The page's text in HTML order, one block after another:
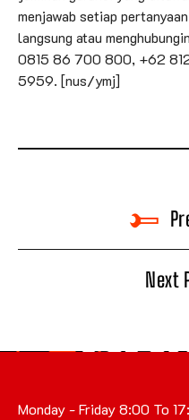
menjawab setiap
langsung atau
0815 86 700 800, +62
5959. [nus/ymj]
Next
Monday - Friday 8:00 To